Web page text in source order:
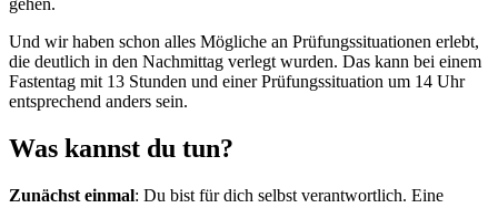
gehen.
Und wir haben schon alles Mögliche an Prüfungssituationen erlebt,
die deutlich in den Nachmittag verlegt wurden. Das kann bei einem
Fastentag mit 13 Stunden und einer Prüfungssituation um 14 Uhr
entsprechend anders sein.
Was kannst du tun?
Zunächst einmal: Du bist für dich selbst verantwortlich. Eine